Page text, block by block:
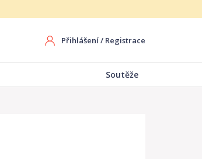
Přihlášení/ Registrace
Soutěže